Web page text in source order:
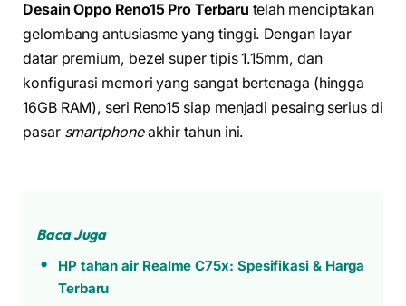
Desain Oppo Reno15 Pro Terbaru telah menciptakan
gelombang antusiasme yang tinggi. Dengan layar
datar premium, bezel super tipis 1.15mm, dan
konfigurasi memori yang sangat bertenaga (hingga
16GB RAM), seri Reno15 siap menjadi pesaing serius di
pasar smartphoneakhir tahun ini.
Baca Juga
HP tahan air Realme C75x: Spesifikasi & Harga
Terbaru